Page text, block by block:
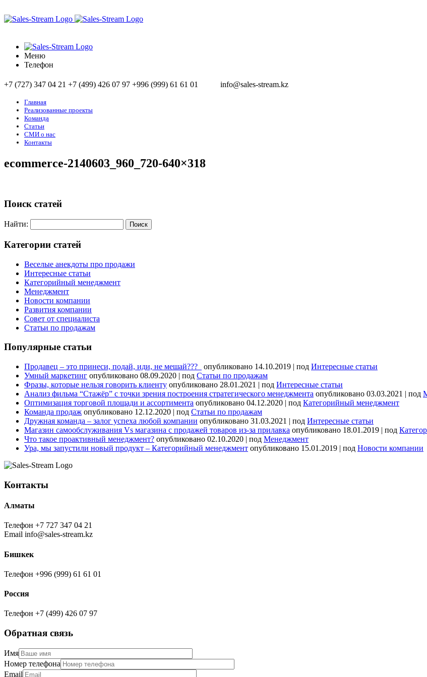
Меню
Телефон
+7 (727) 347 04 21 +7 (499) 426 07 97 +996 (999) 61 61 01 info@sales-stream.kz
Главная
Реализованные проекты
Команда
Статьи
СМИ о нас
Контакты
ecommerce-2140603_960_720-640×318
Поиск статей
Найти:
Категории статей
Веселые анекдоты про продажи
Интересные статьи
Категорийный менеджмент
Менеджмент
Новости компании
Развития компании
Совет от специалиста
Статьи по продажам
Популярные статьи
Продавец – это принеси, подай, иди, не мешай??? опубликовано 14.10.2019 | под Интересные статьи
Умный маркетинг опубликовано 08.09.2020 | под Статьи по продажам
Фразы, которые нельзя говорить клиенту опубликовано 28.01.2021 | под Интересные статьи
Анализ фильма “Стажёр” с точки зрения построения стратегического менеджмента опубликовано 03.03.2021 | под
Оптимизация торговой площади и ассортимента опубликовано 04.12.2020 | под Категорийный менеджмент
Команда продаж опубликовано 12.12.2020 | под Статьи по продажам
Дружная команда – залог успеха любой компании опубликовано 31.03.2021 | под Интересные статьи
Магазин самообслуживания Vs магазина с продажей товаров из-за прилавка опубликовано 18.01.2019 | под
Что такое проактивный менеджмент? опубликовано 02.10.2020 | под Менеджмент
Ура, мы запустили новый продукт – Категорийный менеджмент опубликовано 15.01.2019 | под Новости компании
Контакты
Алматы
Телефон +7 727 347 04 21
Email info@sales-stream.kz
Бишкек
Телефон +996 (999) 61 61 01
Россия
Телефон +7 (499) 426 07 97
Обратная связь
Имя
Номер телефона
Email